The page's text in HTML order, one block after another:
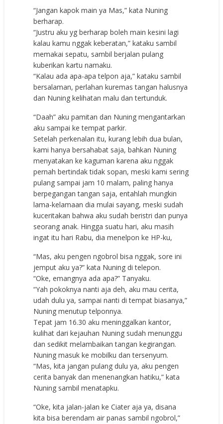
“Jangan kapok main ya Mas,” kata Nuning
berharap.
“Justru aku yg berharap boleh main kesini lagi
kalau kamu nggak keberatan,” kataku sambil
memakai sepatu, sambil berjalan pulang
kuberikan kartu namaku.
“Kalau ada apa-apa telpon aja,” kataku sambil
bersalaman, perlahan kuremas tangan halusnya
dan Nuning kelihatan malu dan tertunduk.
“Daah” aku pamitan dan Nuning mengantarkan
aku sampai ke tempat parkir.
Setelah perkenalan itu, kurang lebih dua bulan,
kami hanya bersahabat saja, bahkan Nuning
menyatakan ke kaguman karena aku nggak
pernah bertindak tidak sopan, meski kami sering
pulang sampai jam 10 malam, paling hanya
berpegangan tangan saja, entahlah mungkin
lama-kelamaan dia mulai sayang, meski sudah
kuceritakan bahwa aku sudah beristri dan punya
seorang anak. Hingga suatu hari, aku masih
ingat itu hari Rabu, dia menelpon ke HP-ku,
“Mas, aku pengen ngobrol bisa nggak, sore ini
jemput aku ya?” kata Nuning di telepon.
“Oke, emangnya ada apa?” Tanyaku.
“Yah pokoknya nanti aja deh, aku mau cerita,
udah dulu ya, sampai nanti di tempat biasanya,”
Nuning menutup telponnya.
Tepat jam 16.30 aku meninggalkan kantor,
kulihat dari kejauhan Nuning sudah menunggu
dan sedikit melambaikan tangan kegirangan.
Nuning masuk ke mobilku dan tersenyum.
“Mas, kita jangan pulang dulu ya, aku pengen
cerita banyak dan menenangkan hatiku,” kata
Nuning sambil menatapku.
“Oke, kita jalan-jalan ke Ciater aja ya, disana
kita bisa berendam air panas sambil ngobrol,”